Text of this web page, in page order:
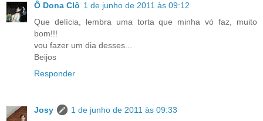
Ô Dona Clô 1 de junho de 2011 às 09:12
Que delícia, lembra uma torta que minha vó faz, muito
bom!!!
vou fazer um dia desses...
Beijos
Responder
Josy
1 de junho de 2011 às 09:33